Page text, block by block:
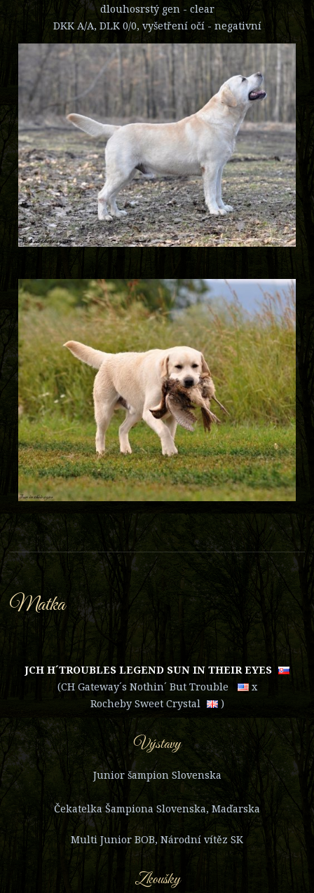
dlouhosrstý gen - clear
DKK A/A, DLK 0/0, vyšetření očí - negativní
Matka
JCH H´TROUBLES LEGEND SUN IN THEIR EYES
(CH Gateway´s Nothin´ But Trouble
x
Rocheby Sweet Crystal
)
Výstavy
Junior šampion Slovenska
Čekatelka Šampiona Slovenska, Maďarska
Multi Junior BOB, Národní vítěz SK
Zkoušky